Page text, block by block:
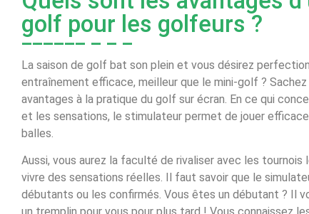
golf pour les golfeurs ?
La saison de golf bat son plein et vous désirez
entraînement efficace, meilleur que le mini-golf ?
avantages à la pratique du golf sur écran. En ce qui
et les sensations, le stimulateur permet de jouer
balles.
Aussi, vous aurez la faculté de rivaliser avec les
vivre des sensations réelles. Il faut savoir que le
débutants ou les confirmés. Vous êtes un débutant ? Il